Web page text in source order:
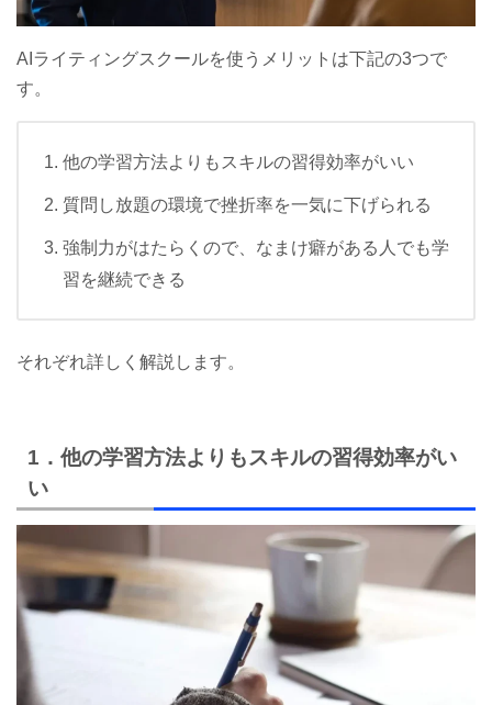
AIライティングスクールを使うメリットは下記の3つで
す。
他の学習方法よりもスキルの習得効率がいい
質問し放題の環境で挫折率を一気に下げられる
強制力がはたらくので、なまけ癖がある人でも学
習を継続できる
それぞれ詳しく解説します。
1．他の学習方法よりもスキルの習得効率がい
い